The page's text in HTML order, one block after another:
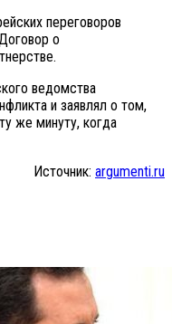
переговоров
о
ведомства
и заявлял о том,
же минуту, когда
Источник: argumenti.ru